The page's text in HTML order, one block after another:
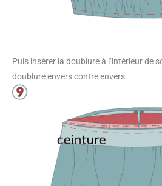
Puis insérer la doublure à l’intérieur de
doublure envers contre envers.